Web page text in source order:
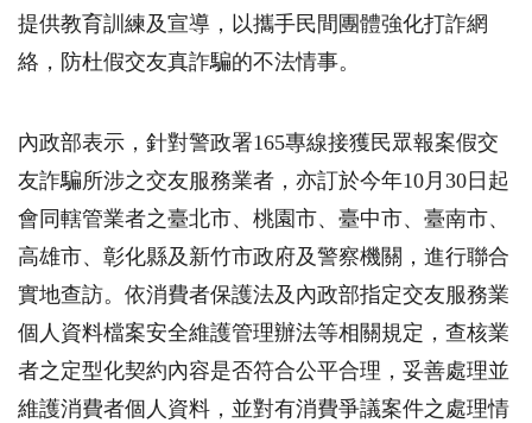
提供教育訓練及宣導，以攜手民間團體強化打詐網
絡，防杜假交友真詐騙的不法情事。
內政部表示，針對警政署165專線接獲民眾報案假交
友詐騙所涉之交友服務業者，亦訂於今年10月30日起
會同轄管業者之臺北市、桃園市、臺中市、臺南市、
高雄市、彰化縣及新竹市政府及警察機關，進行聯合
實地查訪。依消費者保護法及內政部指定交友服務業
個人資料檔案安全維護管理辦法等相關規定，查核業
者之定型化契約內容是否符合公平合理，妥善處理並
維護消費者個人資料，並對有消費爭議案件之處理情